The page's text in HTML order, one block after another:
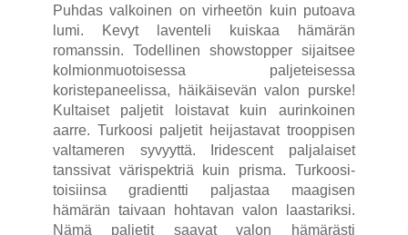
Puhdas valkoinen on virheetön kuin putoava
lumi. Kevyt laventeli kuiskaa hämärän
romanssin. Todellinen showstopper sijaitsee
kolmionmuotoisessa paljeteisessa
koristepaneelissa, häikäisevän valon purske!
Kultaiset paljetit loistavat kuin aurinkoinen
aarre. Turkoosi paljetit heijastavat trooppisen
valtameren syvyyttä. Iridescent paljalaiset
tanssivat värispektriä kuin prisma. Turkoosi-
toisiinsa gradientti paljastaa maagisen
hämärän taivaan hohtavan valon laastariksi.
Nämä paljetit saavat valon hämärästi